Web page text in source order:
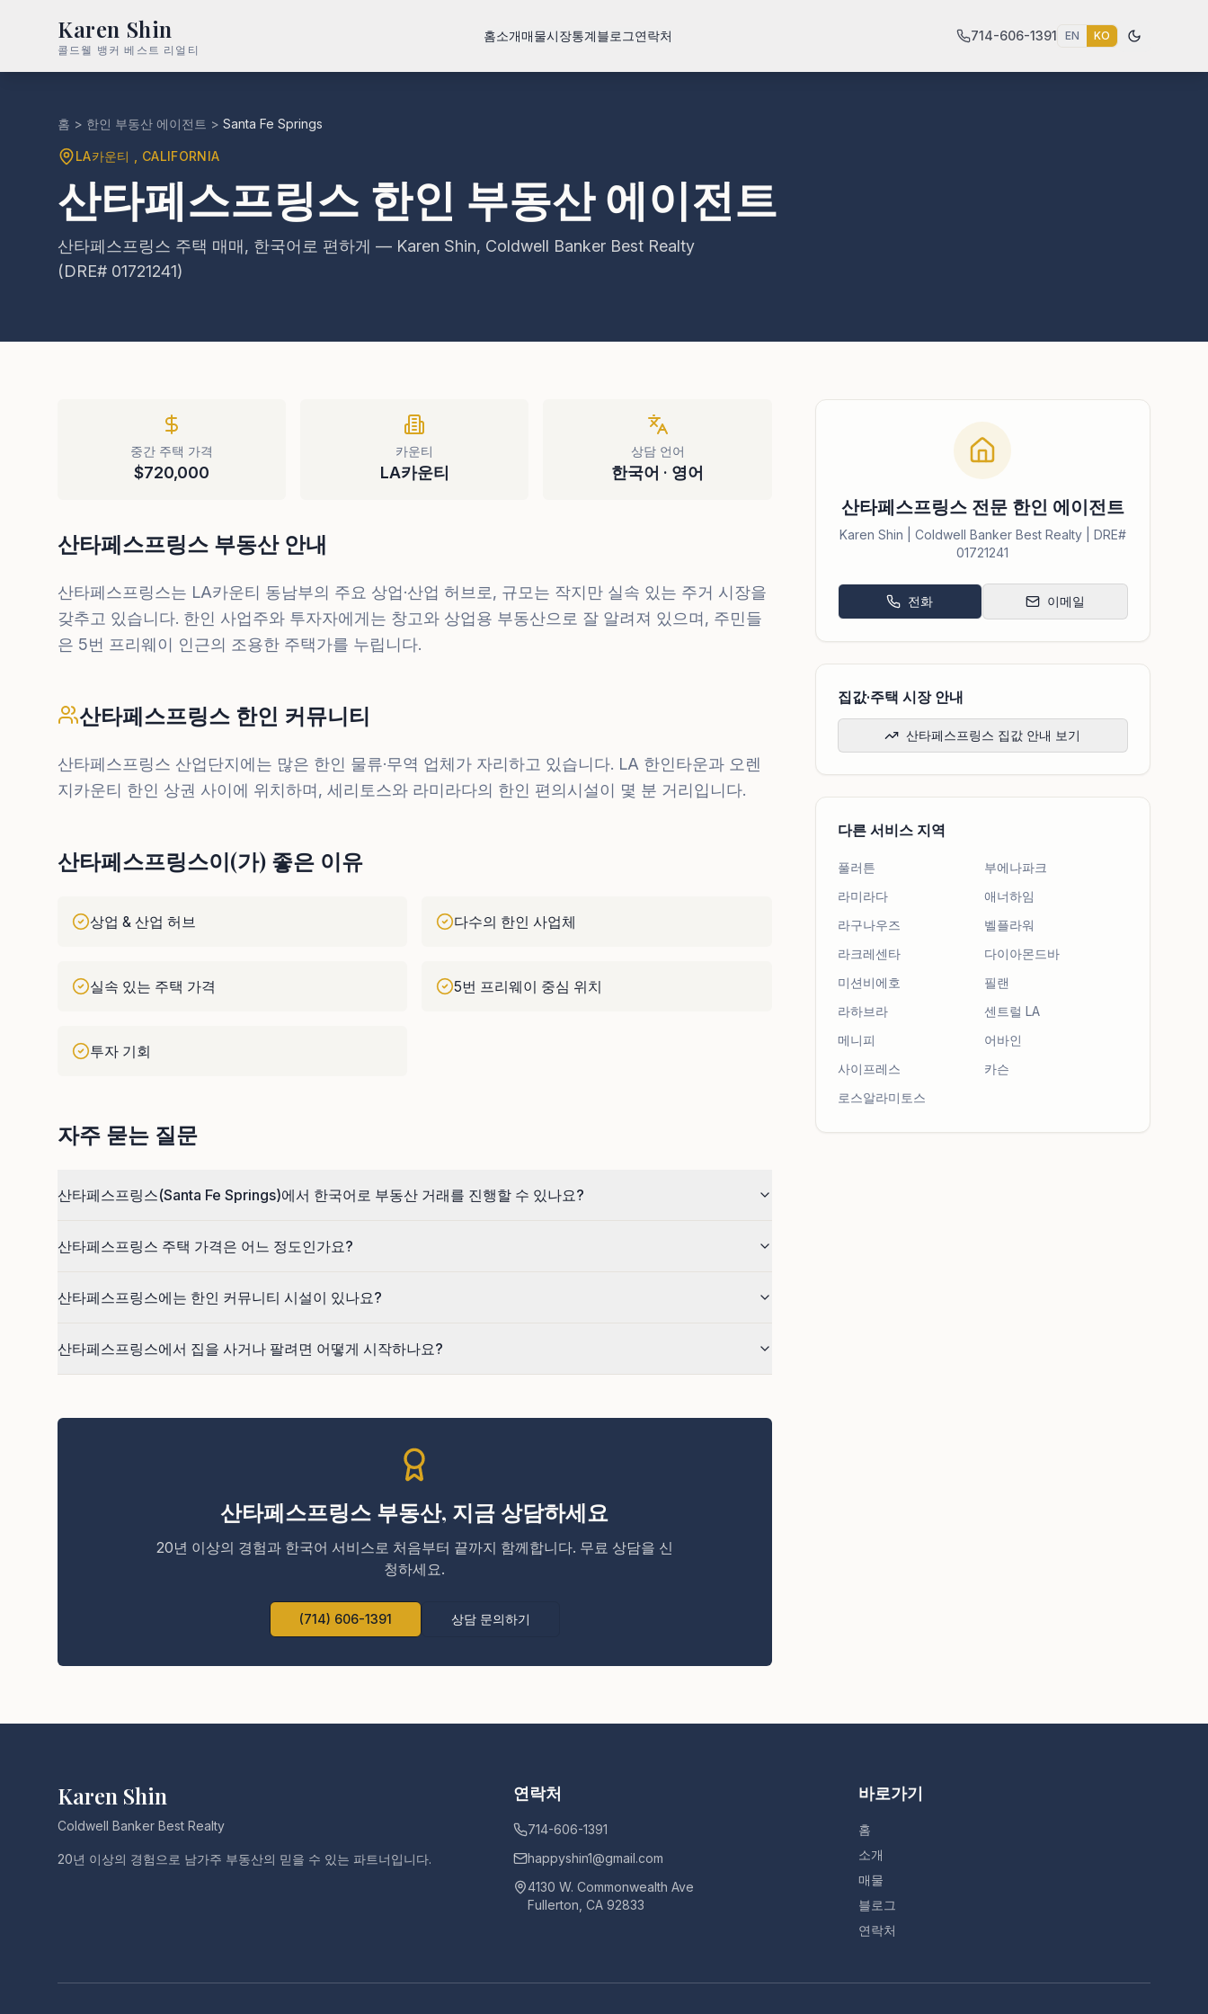
Karen Shin
콜드웰 뱅커 베스트 리얼티
홈소개매물시장통계블로그연락처 714-606-1391 EN KO
홈 > 한인 부동산 에이전트 > Santa Fe Springs
LA카운티 , CALIFORNIA
산타페스프링스 한인 부동산 에이전트
산타페스프링스 주택 매매, 한국어로 편하게 — Karen Shin, Coldwell Banker Best Realty
(DRE# 01721241)
중간 주택 가격
$720,000
카운티
LA카운티
상담 언어
한국어 · 영어
산타페스프링스 부동산 안내
산타페스프링스는 LA카운티 동남부의 주요 상업·산업 허브로, 규모는 작지만 실속 있는 주거 시장을
갖추고 있습니다. 한인 사업주와 투자자에게는 창고와 상업용 부동산으로 잘 알려져 있으며, 주민들
은 5번 프리웨이 인근의 조용한 주택가를 누립니다.
산타페스프링스 한인 커뮤니티
산타페스프링스 산업단지에는 많은 한인 물류·무역 업체가 자리하고 있습니다. LA 한인타운과 오렌
지카운티 한인 상권 사이에 위치하며, 세리토스와 라미라다의 한인 편의시설이 몇 분 거리입니다.
산타페스프링스이(가) 좋은 이유
상업 & 산업 허브 다수의 한인 사업체
실속 있는 주택 가격 5번 프리웨이 중심 위치
투자 기회
자주 묻는 질문
산타페스프링스(Santa Fe Springs)에서 한국어로 부동산 거래를 진행할 수 있나요?
산타페스프링스 주택 가격은 어느 정도인가요?
산타페스프링스에는 한인 커뮤니티 시설이 있나요?
산타페스프링스에서 집을 사거나 팔려면 어떻게 시작하나요?
산타페스프링스 부동산, 지금 상담하세요
20년 이상의 경험과 한국어 서비스로 처음부터 끝까지 함께합니다. 무료 상담을 신
청하세요.
(714) 606-1391 상담 문의하기
산타페스프링스 전문 한인 에이전트
Karen Shin | Coldwell Banker Best Realty | DRE#
01721241
전화 이메일
집값·주택 시장 안내
산타페스프링스 집값 안내 보기
다른 서비스 지역
풀러튼
부에나파크
라미라다
애너하임
라구나우즈
벨플라워
라크레센타
다이아몬드바
미션비에호
필랜
라하브라
센트럴 LA
메니피
어바인
사이프레스
카슨
로스알라미토스
Karen Shin
Coldwell Banker Best Realty
20년 이상의 경험으로 남가주 부동산의 믿을 수 있는 파트너입니다.
연락처
714-606-1391
happyshin1@gmail.com
4130 W. Commonwealth Ave
Fullerton, CA 92833
바로가기
홈
소개
매물
블로그
연락처